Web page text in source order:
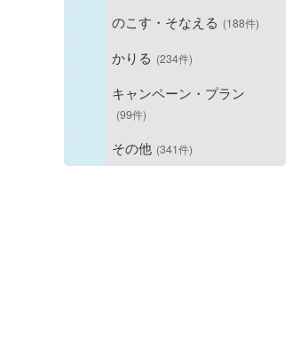
のこす・そなえる (188件)
かりる (234件)
キャンペーン・プラン
(99件)
その他 (341件)